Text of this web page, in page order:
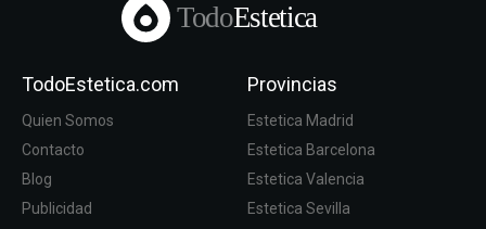
TodoEstetica
TodoEstetica.com
Quien Somos
Contacto
Blog
Publicidad
Provincias
Estetica Madrid
Estetica Barcelona
Estetica Valencia
Estetica Sevilla